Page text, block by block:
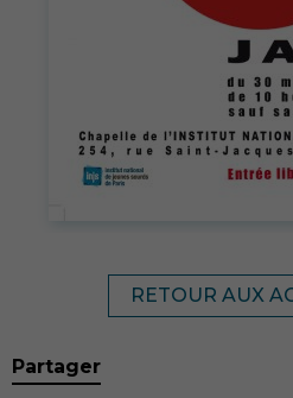
RETOUR AUX
Partager